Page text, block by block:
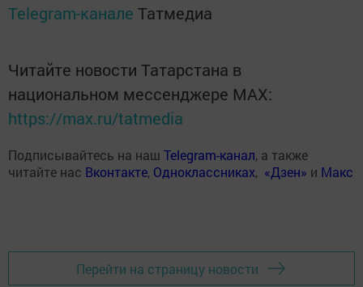
Telegram-канале Татмедиа
Читайте новости Татарстана в
национальном мессенджере MАХ:
https://max.ru/tatmedia
Подписывайтесь на наш Telegram-канал, а также
читайте нас Вконтакте, Одноклассниках, «Дзен» и Макс
Перейти на страницу новости